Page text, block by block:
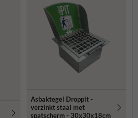
Asbaktegel Droppit -
verzinkt staal met
spatscherm - 30x30x18cm